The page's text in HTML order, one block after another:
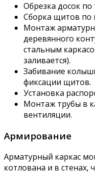
Обрезка досок
Сборка щитов по
Монтаж
деревянного
стальным
заливается).
Забивание
фиксации щитов.
Установка
Монтаж трубы в
вентиляции.
Армирование
Арматурный каркас
котлована и в стенах,